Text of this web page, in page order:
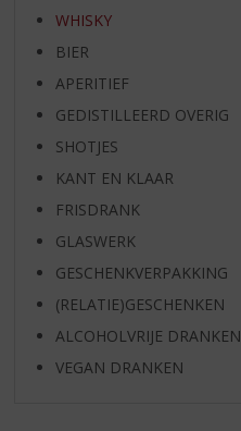
WHISKY
BIER
APERITIEF
GEDISTILLEERD OVERIG
SHOTJES
KANT EN KLAAR
FRISDRANK
GLASWERK
GESCHENKVERPAKKING
(RELATIE)GESCHENKEN
ALCOHOLVRIJE DRANKEN
VEGAN DRANKEN